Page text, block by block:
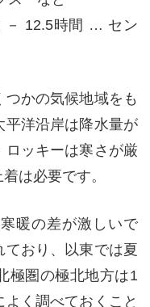
12.5時間 … セン
かの気候地域をも
平洋沿岸は降水量が
ロッキーは寒さが厳
は必要です。
暖の差が激しいで
おり、以東では夏
極圏の極北地方は1
く調べておくこと